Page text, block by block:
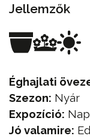
Jellemzők
Éghajlati
Szezon: Nyár
Expozíció: Nap
Jó valamire: